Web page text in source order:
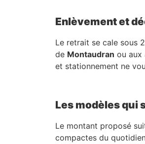
Enlèvement et
Le retrait se cale sous
de Montaudran ou aux
et stationnement ne
Les modèles qui
Le montant proposé
compactes du